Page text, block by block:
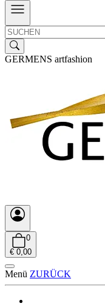
GERMENS artfashion
0
€ 0,00
Menü ZURÜCK